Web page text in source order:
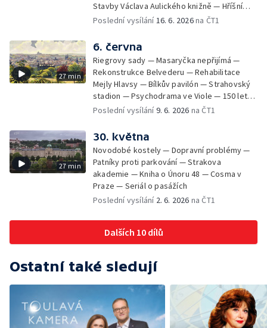
Stavby Václava Aulického knižně — Hříšní
lidé v Divadle ABC — Kunratice
Poslední vysílání16. 6. 2026na ČT1
27 min
6. června
Riegrovy sady — Masaryčka nepřijímá —
Rekonstrukce Belvederu — Rehabilitace
Mejly Hlavsy — Bílkův pavilón — Strahovský
stadion — Psychodrama ve Viole — 150 let
od smrti Františka Palackého —
Poslední vysílání9. 6. 2026 na ČT1
27 min
30. května
Novodobé kostely — Dopravní problémy —
Patníky proti parkování — Strakova
akademie — Kniha o Únoru 48 — Cosma v
Praze — Seriál o pasážích
Poslední vysílání 2. 6. 2026 na ČT1
Dalších 10 dílů
Ostatní také sledují